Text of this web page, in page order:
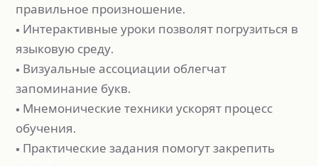
правильное произношение.
• Интерактивные уроки позволят погрузиться в
языковую среду.
• Визуальные ассоциации облегчат
запоминание букв.
• Мнемонические техники ускорят процесс
обучения.
• Практические задания помогут закрепить